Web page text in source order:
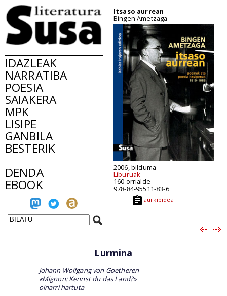
IDAZLEAK
NARRATIBA
POESIA
SAIAKERA
MPK
LISIPE
GANBILA
BESTERIK
DENDA
EBOOK
Itsaso aurrean
Bingen Ametzaga
2006, bilduma
Liburuak
160 orrialde
978-84-95511-83-6
aurkibidea
Lurmina
Johann Wolfgang von Goetheren
«Mignon: Kennst du das Land?»
oinarri hartuta